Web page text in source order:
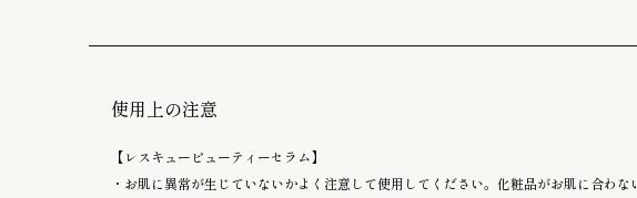
使用上の注意
【レスキュービューティーセラム】
・お肌に異常が生じていないかよく注意して使用してください。化粧品がお肌に合わな